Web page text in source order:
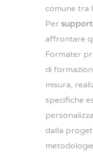
comune tra
Per
affrontare
Formater
di
misura,
specifiche
dalla